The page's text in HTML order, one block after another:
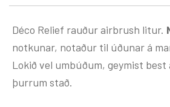
Déco Relief rauður airbrush litur.
notkunar, notaður til úðunar á
Lokið vel umbúðum, geymist best
þurrum stað.